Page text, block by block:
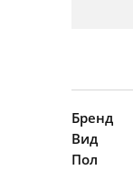
Бренд
Вид
Пол